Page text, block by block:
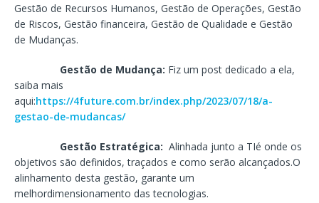
Gestão de Recursos Humanos, Gestão de Operações, Gestão
de Riscos, Gestão financeira, Gestão de Qualidade e Gestão
de Mudanças.
Gestão de Mudança: Fiz um post dedicado a ela,
saiba mais
aqui:https://4future.com.br/index.php/2023/07/18/a-
gestao-de-mudancas/
Gestão Estratégica: Alinhada junto a TIé onde os
objetivos são definidos, traçados e como serão alcançados.O
alinhamento desta gestão, garante um
melhordimensionamento das tecnologias.